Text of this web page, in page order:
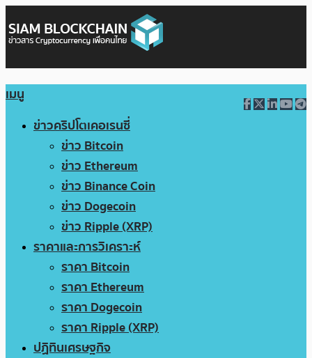
เมนู
ข่าวคริปโตเคอเรนซี่
ข่าว Bitcoin
ข่าว Ethereum
ข่าว Binance Coin
ข่าว Dogecoin
ข่าว Ripple (XRP)
ราคาและการวิเคราะห์
ราคา Bitcoin
ราคา Ethereum
ราคา Dogecoin
ราคา Ripple (XRP)
ปฏิทินเศรษฐกิจ